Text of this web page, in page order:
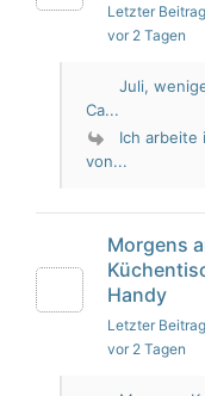
Letzter
vor 2 Tagen
Juli,
Ca...
Ich arbeite
von...
Morgens
Handy
Letzter
vor 2 Tagen